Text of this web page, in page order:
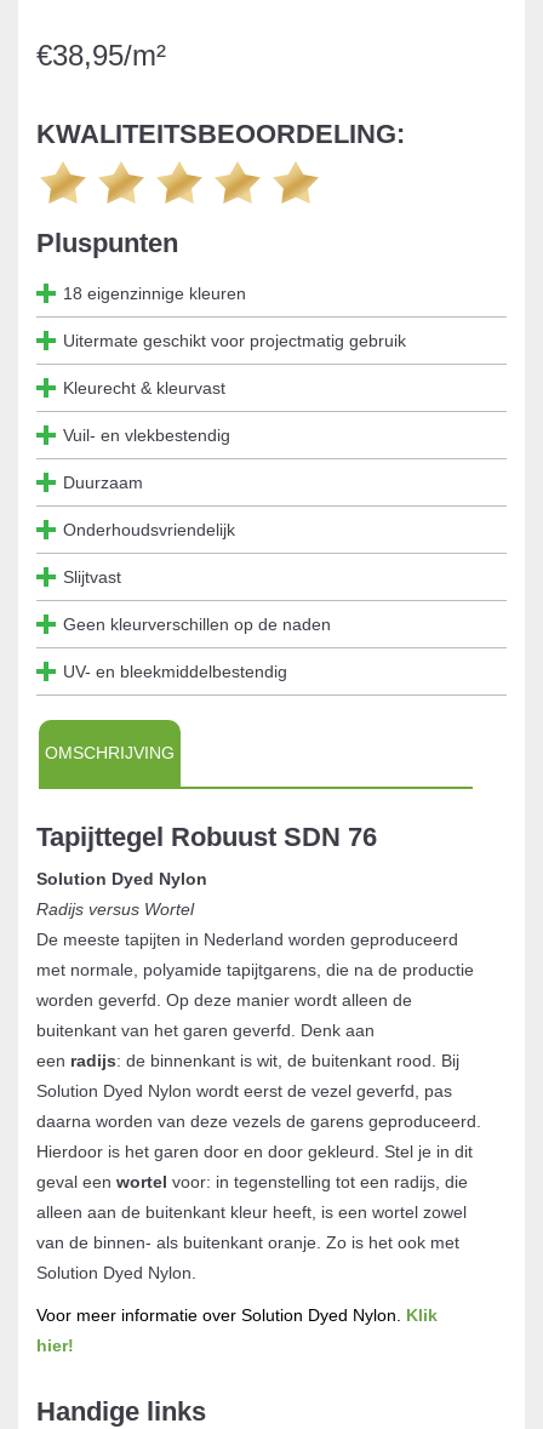
€38,95/m²
KWALITEITSBEOORDELING:
Pluspunten
18 eigenzinnige kleuren
Uitermate geschikt voor projectmatig gebruik
Kleurecht & kleurvast
Vuil- en vlekbestendig
Duurzaam
Onderhoudsvriendelijk
Slijtvast
Geen kleurverschillen op de naden
UV- en bleekmiddelbestendig
OMSCHRIJVING
Tapijttegel Robuust SDN 76
Solution Dyed Nylon
Radijs versus Wortel
De meeste tapijten in Nederland worden geproduceerd
met normale, polyamide tapijtgarens, die na de productie
worden geverfd. Op deze manier wordt alleen de
buitenkant van het garen geverfd. Denk aan
een radijs: de binnenkant is wit, de buitenkant rood. Bij
Solution Dyed Nylon wordt eerst de vezel geverfd, pas
daarna worden van deze vezels de garens geproduceerd.
Hierdoor is het garen door en door gekleurd. Stel je in dit
geval een wortel voor: in tegenstelling tot een radijs, die
alleen aan de buitenkant kleur heeft, is een wortel zowel
van de binnen- als buitenkant oranje. Zo is het ook met
Solution Dyed Nylon.
Voor meer informatie over Solution Dyed Nylon. Klik
hier!
Handige links